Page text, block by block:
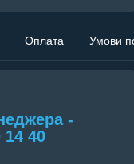
Оплата Умови
-
14 40